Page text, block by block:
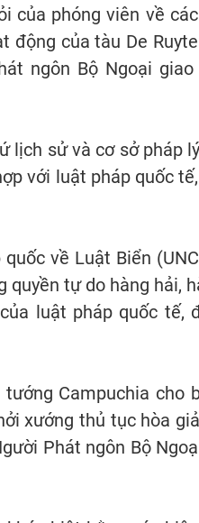
của phóng viên về
động của tàu De
ngôn Bộ Ngoại
lịch sử và cơ sở pháp
với luật pháp quốc
về Luật Biển
tự do hàng hải,
luật pháp quốc tế,
Campuchia cho
xướng thủ tục hòa
Phát ngôn Bộ